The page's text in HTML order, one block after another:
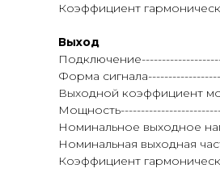
Коэффициент
Выход
Форма
Выходной коэффициент
Номинальное выходное
Номинальная выходная
Коэффициент